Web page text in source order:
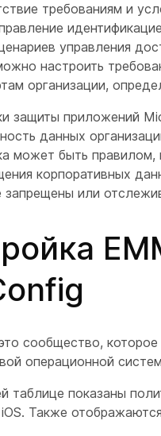
требованиям и
управления
настроить
организации,
защиты приложений
данных
может быть правилом,
корпоративных
запрещены или
сообщество,
операционной
таблице показаны
Также отображаются